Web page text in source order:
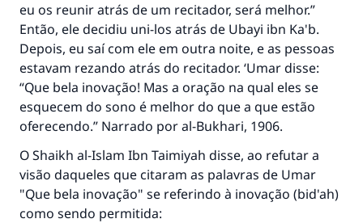
eu os reunir atrás de um recitador, será melhor.”
Então, ele decidiu uni-los atrás de Ubayi ibn Ka'b.
Depois, eu saí com ele em outra noite, e as pessoas
estavam rezando atrás do recitador. ‘Umar disse:
“Que bela inovação! Mas a oração na qual eles se
esquecem do sono é melhor do que a que estão
oferecendo.” Narrado por al-Bukhari, 1906.
O Shaikh al-Islam Ibn Taimiyah disse, ao refutar a
visão daqueles que citaram as palavras de Umar
"Que bela inovação" se referindo à inovação (bid'ah)
como sendo permitida: